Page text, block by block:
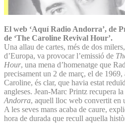
El web ‘Aquí Radio Andorra’, de
de ‘The Caroline Revival Hour’.
Una allau de cartes, més de dos
d’Europa, va provocar l’emissió de
Hour, una mena d’homenatge que
precisament un 2 de març, el de
Caroline, és clar, que havia estat
angleses. Jean-Marc Printz recupera
Andorra, aquell lloc web convertit en
A les seves mans acaba de caure,
hora de durada que recull aquella